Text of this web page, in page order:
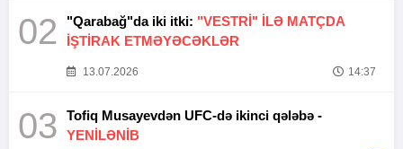
02 "Qarabağ"da iki itki: "VESTRİ" İLƏ MATÇDA
İŞTİRAK ETMƏYƏCƏKLƏR
13.07.2026 14:37
03
Tofiq Musayevdən UFC-də ikinci qələbə -
YENİLƏNİB